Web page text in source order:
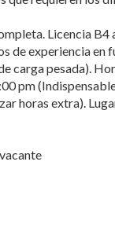
Licencia B4
de experiencia en
carga pesada).
pm
horas extra).